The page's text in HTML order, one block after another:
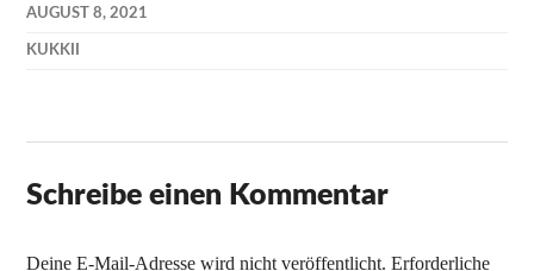
AUGUST 8, 2021
KUKKII
Schreibe einen Kommentar
Deine E-Mail-Adresse wird nicht veröffentlicht. Erforderliche